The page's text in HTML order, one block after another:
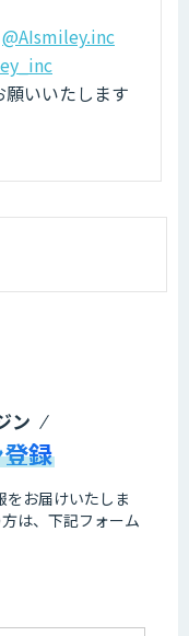
@AIsmiley.inc
いいたします
ン
録
をお届けいたしま
は、下記フォーム